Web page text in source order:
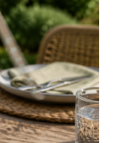
model voor